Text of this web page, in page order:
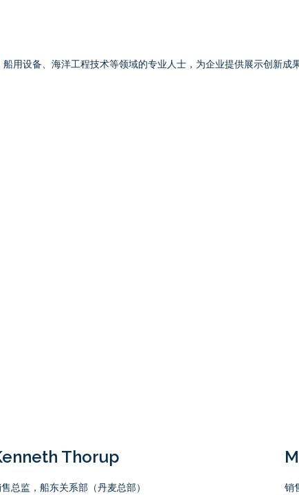
用设备、海洋工程技术等领域的专业人士，为企业提供展示创新
Thorup
总监，船东关系部（丹麦总部）
销